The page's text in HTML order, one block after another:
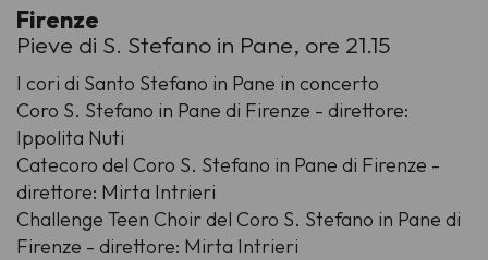
Firenze
Pieve di S. Stefano in Pane, ore 21.15
I cori di Santo Stefano in Pane in concerto
Coro S. Stefano in Pane di Firenze - direttore:
Ippolita Nuti
Catecoro del Coro S. Stefano in Pane di Firenze -
direttore: Mirta Intrieri
Challenge Teen Choir del Coro S. Stefano in Pane di
Firenze - direttore: Mirta Intrieri